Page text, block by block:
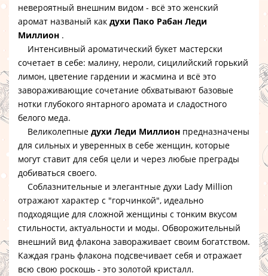
невероятный внешним видом - всё это женский
аромат названый как духи Пако Рабан Леди
Миллион .
Интенсивный ароматический букет мастерски
сочетает в себе: малину, нероли, сицилийский горький
лимон, цветение гардении и жасмина и всё это
завораживающие сочетание обхватывают базовые
нотки глубокого янтарного аромата и сладостного
белого меда.
Великолепные духи Леди Миллион предназначены
для сильных и уверенных в себе женщин, которые
могут ставит для себя цели и через любые преграды
добиваться своего.
Соблазнительные и элегантные духи Lady Million
отражают характер с "горчинкой", идеально
подходящие для сложной женщины с тонким вкусом
стильности, актуальности и моды. Обворожительный
внешний вид флакона завораживает своим богатством.
Каждая грань флакона подсвечивает себя и отражает
всю свою роскошь - это золотой кристалл.